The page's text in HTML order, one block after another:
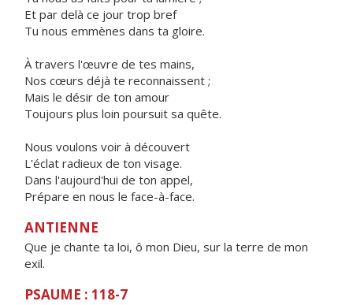
Et par delà ce jour trop bref
Tu nous emmènes dans ta gloire.
À travers l'œuvre de tes mains,
Nos cœurs déjà te reconnaissent ;
Mais le désir de ton amour
Toujours plus loin poursuit sa quête.
Nous voulons voir à découvert
L'éclat radieux de ton visage.
Dans l'aujourd'hui de ton appel,
Prépare en nous le face-à-face.
ANTIENNE
Que je chante ta loi, ô mon Dieu, sur la terre de mon
exil.
PSAUME : 118-7